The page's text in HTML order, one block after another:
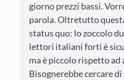
giorno prezzi bassi.
parola. Oltretutto
status quo: lo zoccolo
lettori italiani forti è
ma è piccolo rispetto ad
Bisognerebbe cercare